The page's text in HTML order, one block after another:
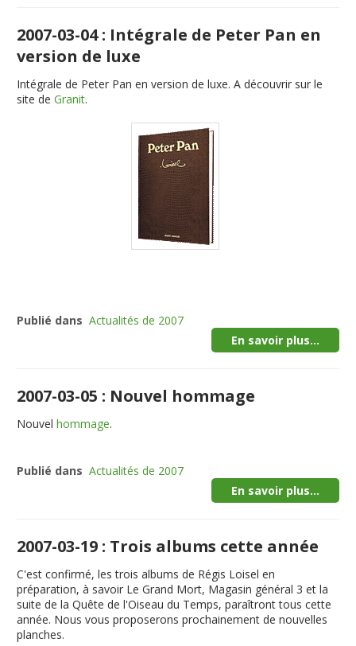
2007-03-04 : Intégrale de Peter Pan en
version de luxe
Intégrale de Peter Pan en version de luxe. A découvrir sur le
site deGranit.
Publié dans Actualités de 2007
En savoir plus...
2007-03-05 : Nouvel hommage
Nouvelhommage.
Publié dans Actualités de 2007
En savoir plus...
2007-03-19 : Trois albums cette année
C'est confirmé, les trois albums de Régis Loisel en
préparation, à savoir Le Grand Mort, Magasin général 3 et la
suite de la Quête de l'Oiseau du Temps, paraîtront tous cette
année. Nous vous proposerons prochainement de nouvelles
planches.